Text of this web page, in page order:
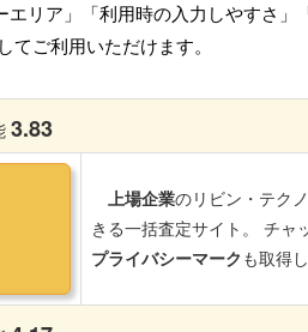
リア」「利用時の入力しやすさ
てご利用いただけます。